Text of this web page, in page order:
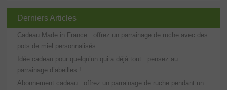
Derniers Articles
Cadeau Made in France : offrez un parrainage de ruche avec des
pots de miel personnalisés
Idée cadeau pour quelqu’un qui a déjà tout : pensez au
parrainage d’abeilles !
Abonnement cadeau : offrez un parrainage de ruche pendant un